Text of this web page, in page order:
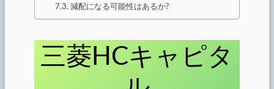
減配になる可能性はあるか?
三菱HCキャピタ